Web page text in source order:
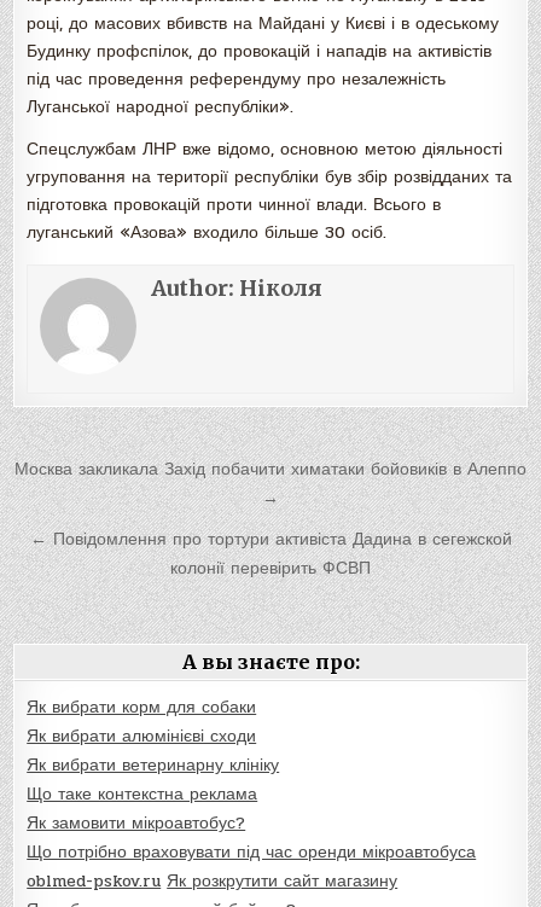
році, до масових вбивств на Майдані у Києві і в одеському
Будинку профспілок, до провокацій і нападів на активістів
під час проведення референдуму про незалежність
Луганської народної республіки».
Спецслужбам ЛНР вже відомо, основною метою діяльності
угруповання на території республіки був збір розвідданих та
підготовка провокацій проти чинної влади. Всього в
луганський «Азова» входило більше 30 осіб.
Author: Ніколя
Навигация
по
записям
Москва закликала Захід побачити химатаки бойовиків в Алеппо
→
← Повідомлення про тортури активіста Дадина в сегежской
колонії перевірить ФСВП
А вы знаєте про:
Як вибрати корм для собаки
Як вибрати алюмінієві сходи
Як вибрати ветеринарну клініку
Що таке контекстна реклама
Як замовити мікроавтобус?
Що потрібно враховувати під час оренди мікроавтобуса
oblmed-pskov.ru Як розкрутити сайт магазину